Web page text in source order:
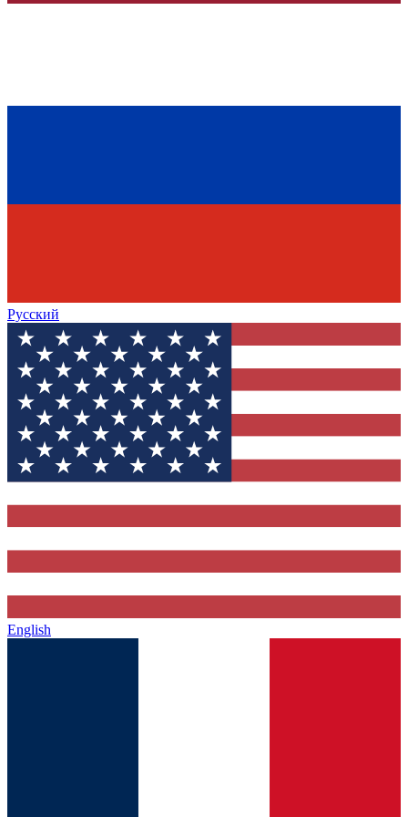
Русский
English